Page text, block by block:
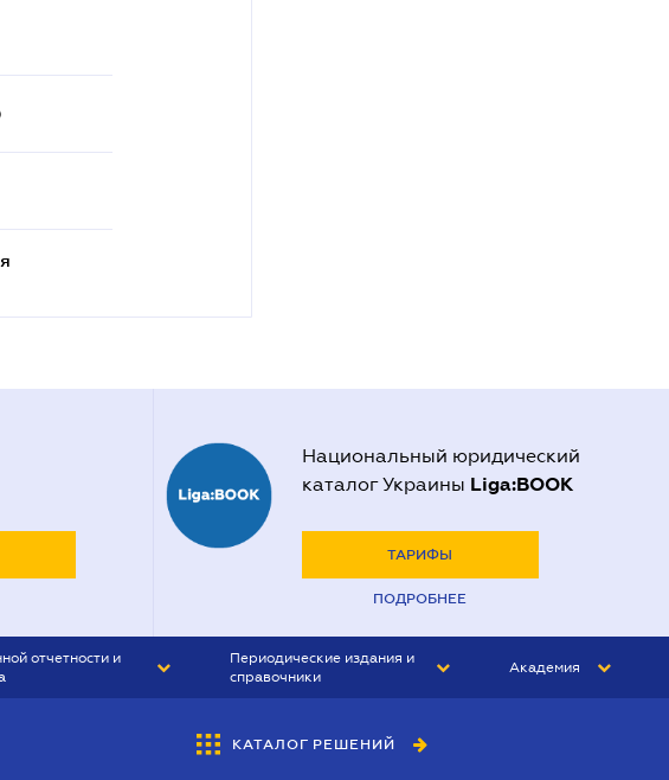
Национальный юридический
каталог Украины Liga:BOOK
ТАРИФЫ
ПОДРОБНЕЕ
отчетности и
Периодические издания и
справочники
БУХГАЛТЕР&ЗАКОН
Академия
КАТАЛОГ РЕШЕНИЙ